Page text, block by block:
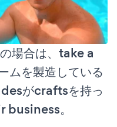
場合は、take a
ムを製造している
がcraftsを持っ
business。